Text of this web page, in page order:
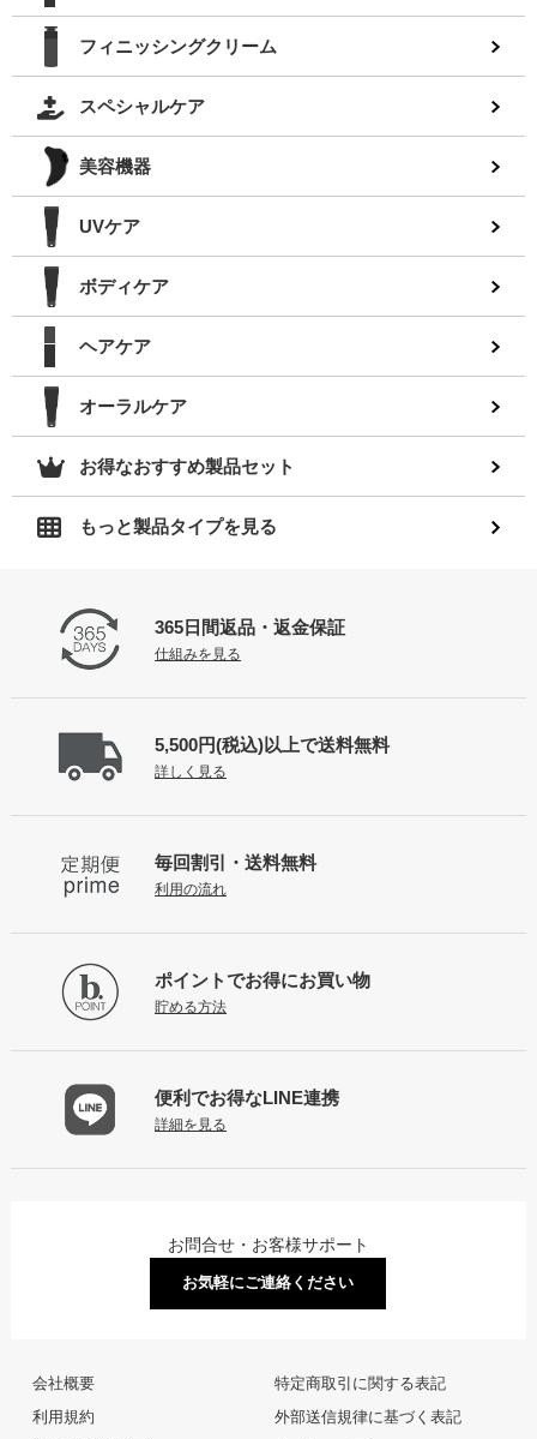
フィニッシングクリーム
スペシャルケア
美容機器
UVケア
ボディケア
ヘアケア
オーラルケア
お得なおすすめ製品セット
もっと製品タイプを見る
365日間返品 ・返金保証
仕組みを見る
5,500円(税込)以上で送料無料
詳しく見る
毎回割引・送料無料
利用の流れ
ポイントでお得にお買い物
貯める方法
便利でお得なLINE連携
詳細を見る
お問合せ・お客様サポート
お気軽にご連絡ください
会社概要
特定商取引に関する表記
利用規約
外部送信規律に基づく表記